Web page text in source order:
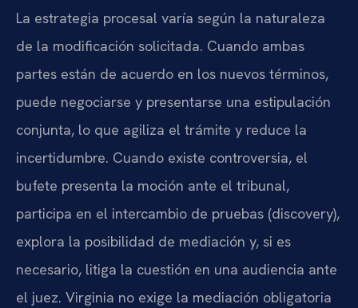
La estrategia procesal varía según la naturaleza
de la modificación solicitada. Cuando ambas
partes están de acuerdo en los nuevos términos,
puede negociarse y presentarse una estipulación
conjunta, lo que agiliza el trámite y reduce la
incertidumbre. Cuando existe controversia, el
bufete presenta la moción ante el tribunal,
participa en el intercambio de pruebas (discovery),
explora la posibilidad de mediación y, si es
necesario, litiga la cuestión en una audiencia ante
el juez. Virginia no exige la mediación obligatoria